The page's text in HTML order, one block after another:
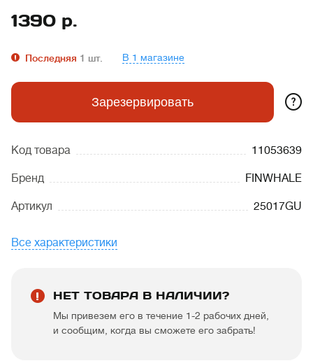
1390 р.
Последняя 1 шт. В 1 магазине
Зарезервировать ?
Код товара 11053639
Бренд FINWHALE
Артикул 25017GU
Все характеристики
НЕТ ТОВАРА В НАЛИЧИИ?
Мы привезем его в течение 1-2 рабочих дней,
и сообщим, когда вы сможете его забрать!